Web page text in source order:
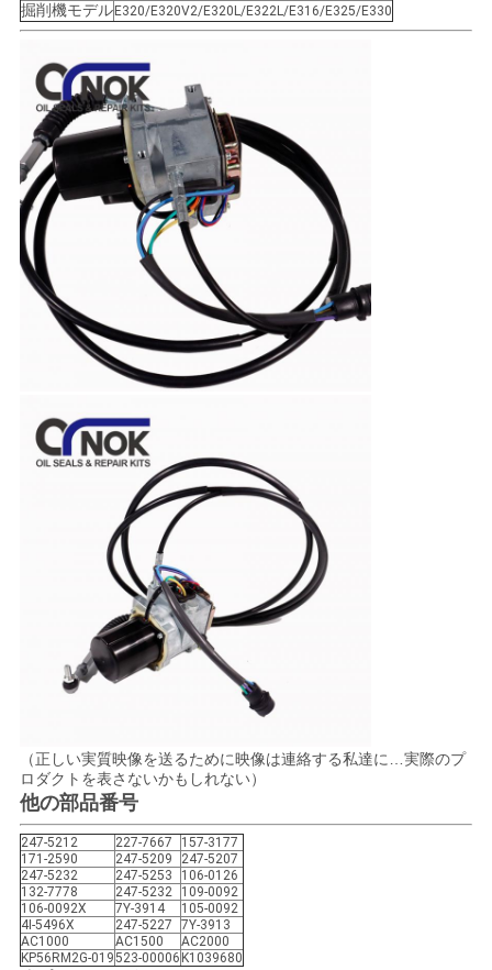
い
ュ
ー
ス
地
図
PRIVACY
POLICY
掘削機モデル E320/E320V2/E320L/E322L/E316/E325/E330
（正しい実質映像を送るために映像は連絡する私達に…実際のプ
ロダクトを表さないかもしれない）
他の部品番号
247-5212 227-7667
157-3177
171-2590
247-5209
247-5207
247-5232
247-5253
106-0126
132-7778
247-5232
109-0092
106-0092X
7Y-3914
105-0092
4I-5496X
247-5227
7Y-3913
AC1000
AC1500
AC2000
KP56RM2G-019523-00006 K1039680